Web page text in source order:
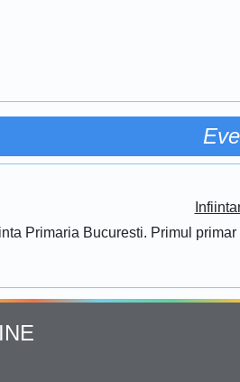
Primaria Bucuresti. Primul